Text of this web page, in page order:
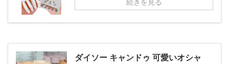
続きを見る
ダイソー キャンドゥ 可愛いオシャ